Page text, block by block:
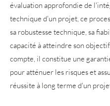
évaluation approfondie de
technique d'un projet, ce
sa robustesse technique, sa
capacité à atteindre son
compte, il constitue une
pour atténuer les risques et
réussite à long terme d'un